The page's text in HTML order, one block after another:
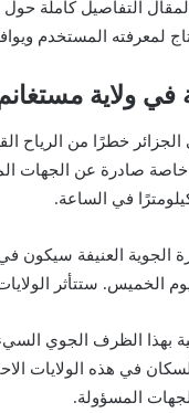
كاملة حول الأحوال
لمعرفته المستخدم
ولاية مستغانم
صادرة عن الجهات
الجوية العنيفة سيكون
الخميس. ستتأثر
بهذا الظرف الجوي
في هذه الولايات
المسؤولة.